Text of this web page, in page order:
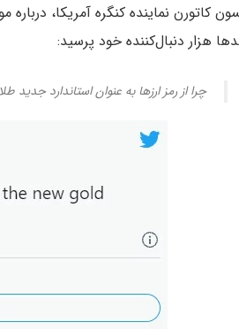
کاتورن نماینده کنگره آمریکا،
هزار دنبال‌کننده خود پرسید:
چرا از رمز ارزها به عنوان استاندارد جدید